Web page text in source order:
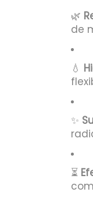
🌿
de
💧
✨
⏳